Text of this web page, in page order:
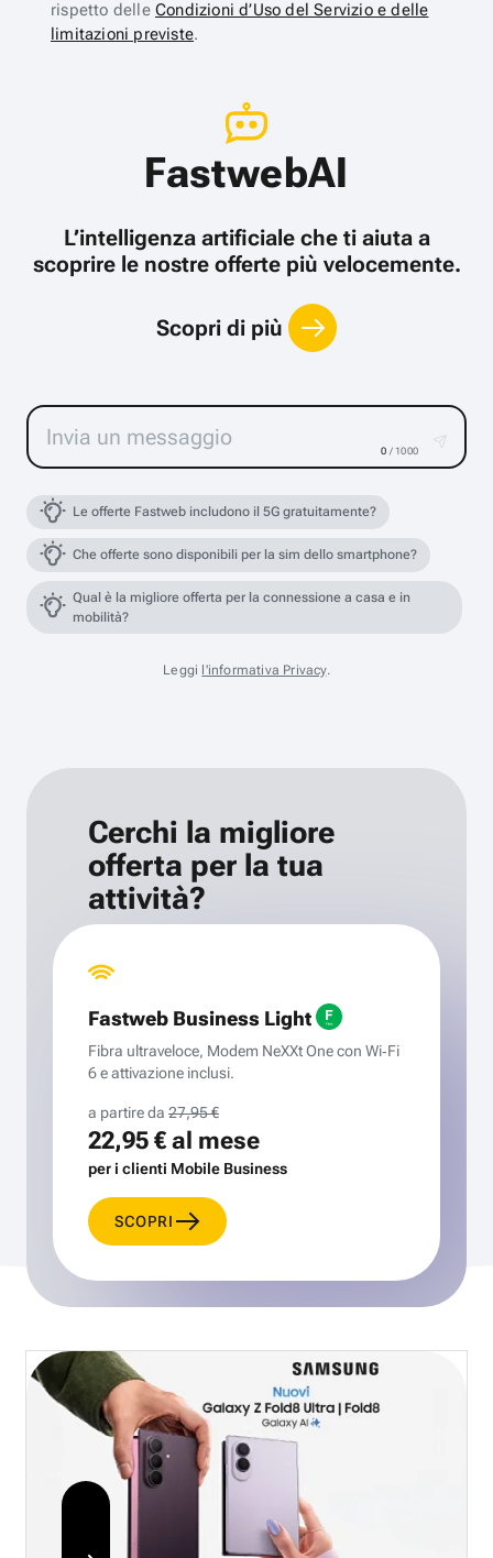
rispetto delle Condizioni d’Uso del Servizio e delle
limitazioni previste.
FastwebAI
L’intelligenza artificiale che ti aiuta a
scoprire le nostre offerte più velocemente.
Scopri di più
0 / 1000
Le offerte Fastweb includono il 5G gratuitamente?
Che offerte sono disponibili per la sim dello smartphone?
Qual è la migliore offerta per la connessione a casa e in
mobilità?
Leggi l'informativa Privacy.
Cerchi la migliore
offerta per la tua
attività?
Fastweb Business Light
Fibra ultraveloce, Modem NeXXt One con Wi‑Fi
6 e attivazione inclusi.
a partire da 27,95 €
22,95 €al mese
per i clienti Mobile Business
SCOPRI